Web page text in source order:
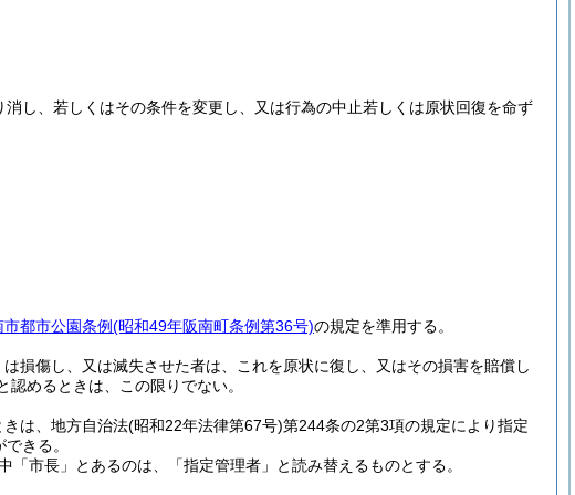
消し、若しくはその条件を変更し、又は行為の中止若しくは原状回復を命ず
市都市公園条例(昭和49年阪南町条例第36号)の規定を準用する。
損傷し、又は滅失させた者は、これを原状に復し、又はその損害を賠償し
めるときは、この限りでない。
は、地方自治法(昭和22年法律第67号)第244条の2第3項の規定により指定
きる。
「市長」とあるのは、「指定管理者」と読み替えるものとする。